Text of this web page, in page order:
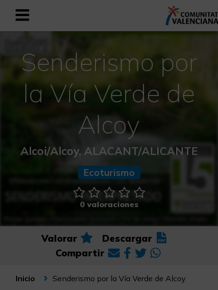
Español
Mediterráneo Activo-Deportivo
Mediterráneo Cultural
Mediterráneo Natural-Rural
Experiencias en otoño
Experiencias Semana Santa
Senderismo por
la Vía Verde de
Alcoy
Alcoi/Alcoy, ALACANT/ALICANTE
Ecoturismo
0 valoraciones
Valorar
Descargar
Compartir
Inicio Senderismo por la Vía Verde de Alcoy